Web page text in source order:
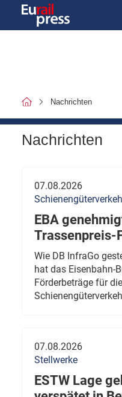
Nachrichten
Nachrichten
07.08.2026
EBA
Trassenpreis-
Wie DB InfraGo
hat das Eisenbahn-
Förderbeträge für
07.08.2026
Stellwerke
ESTW Lage